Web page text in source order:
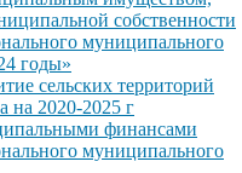
собственности
муниципального
годы»
сельских территорий
на 2020-2025 г
финансами
муниципального